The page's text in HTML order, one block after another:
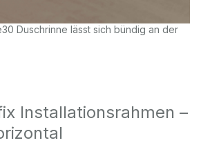
Duschrinne lässt sich bündig an der
Installationsrahmen –